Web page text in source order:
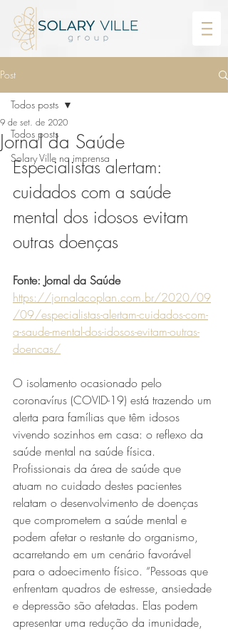
Post
Todos posts
Solary Ville na imprensa
Todos posts
Jornal da Saúde
9 de set. de 2020
Especialistas alertam:
cuidados com a saúde
mental dos idosos evitam
outras doenças
Fonte: Jornal da Saúde
https://jornalacoplan.com.br/2020/09
/09/especialistas-alertam-cuidados-com-
a-saude-mental-dos-idosos-evitam-outras-
doencas/
O isolamento ocasionado pelo
coronavírus (COVID-19) está trazendo um
alerta para famílias que têm idosos
vivendo sozinhos em casa: o reflexo da
saúde mental na saúde física.
Profissionais da área de saúde que
atuam no cuidado destes pacientes
relatam o desenvolvimento de doenças
que comprometem a saúde mental e
podem afetar o restante do organismo,
acarretando em um cenário favorável
para o adoecimento físico. “Pessoas que
enfrentam quadros de estresse, ansiedade
e depressão são afetadas. Elas podem
apresentar uma redução da imunidade,